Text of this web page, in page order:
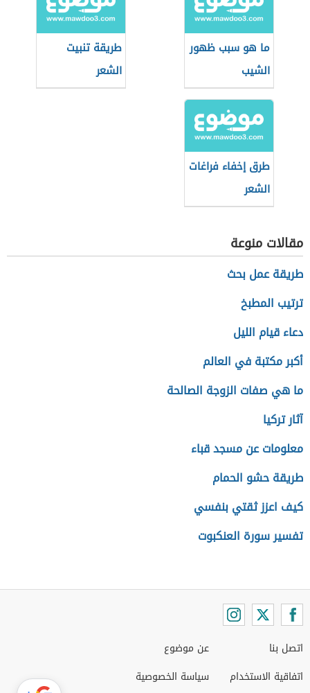
ما هو سبب ظهور
الشيب
طريقة تنبيت
الشعر
طرق إخفاء فراغات
الشعر
مقالات منوعة
طريقة عمل بحث
ترتيب المطبخ
دعاء قيام الليل
أكبر مكتبة في العالم
ما هي صفات الزوجة الصالحة
آثار تركيا
معلومات عن مسجد قباء
طريقة حشو الحمام
كيف اعزز ثقتي بنفسي
تفسير سورة العنكبوت
اتصل بنا
اتفاقية الاستخدام
عن موضوع
سياسة الخصوصية